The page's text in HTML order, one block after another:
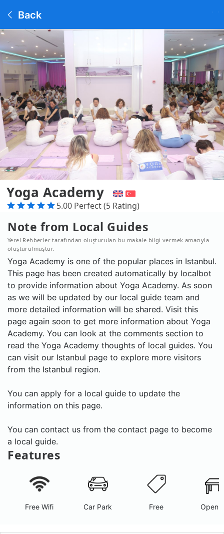
Back
Yoga Academy
5.00 Perfect (5 Rating)
Note from Local Guides
Yerel Rehberler tarafından oluşturulan bu makale bilgi vermek amacıyla
oluşturulmuştur.
Yoga Academy is one of the popular places in Istanbul.
This page has been created automatically by localbot
to provide information about Yoga Academy. As soon
as we will be updated by our local guide team and
more detailed information will be shared. Visit this
page again soon to get more information about Yoga
Academy. You can look at the comments section to
read the Yoga Academy thoughts of local guides. You
can visit our Istanbul page to explore more visitors
from the Istanbul region.
You can apply for a local guide to update the
information on this page.
You can contact us from the contact page to become
a local guide.
Features
Free Wifi Car Park Free Open